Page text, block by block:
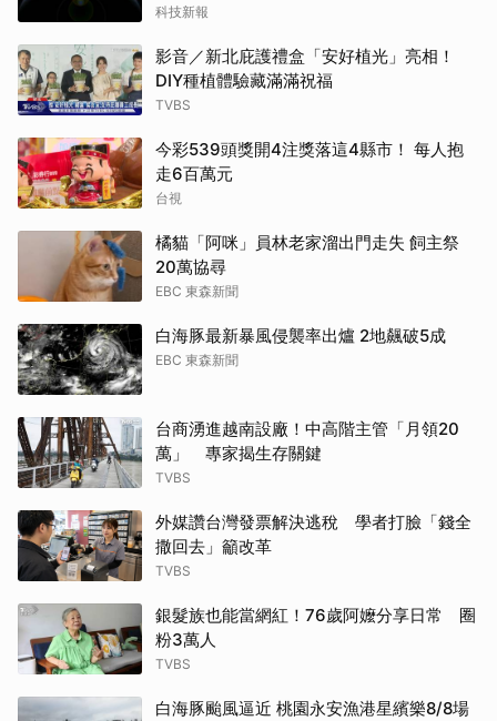
科技新報
影音／新北庇護禮盒「安好植光」亮相！
DIY種植體驗藏滿滿祝福
TVBS
今彩539頭獎開4注獎落這4縣市！ 每人抱
走6百萬元
台視
橘貓「阿咪」員林老家溜出門走失 飼主祭
20萬協尋
EBC 東森新聞
白海豚最新暴風侵襲率出爐 2地飆破5成
EBC 東森新聞
台商湧進越南設廠！中高階主管「月領20
萬」 專家揭生存關鍵
TVBS
外媒讚台灣發票解決逃稅 學者打臉「錢全
撒回去」籲改革
TVBS
銀髮族也能當網紅！76歲阿嬤分享日常 圈
粉3萬人
TVBS
白海豚颱風逼近 桃園永安漁港星繽樂8/8場